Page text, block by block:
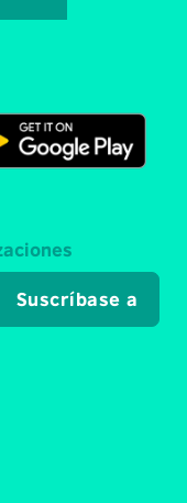
Suscríbase a